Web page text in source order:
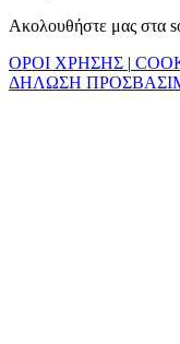
Ακολουθήστε μας στα
ΟΡΟΙ ΧΡΗΣΗΣ |
ΔΗΛΩΣΗ